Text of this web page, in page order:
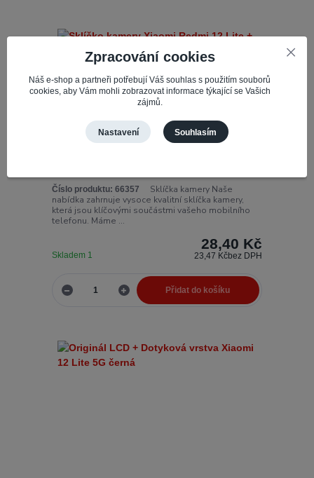
Číslo produktu: 66357
Sklíčka kamery Naše
nabídka zahrnuje vysoce kvalitní sklíčka kamery,
která jsou klíčovými součástmi vašeho mobilního
telefonu. Máme ...
28,40 Kč
23,47 Kčbez DPH
Skladem 1
Přidat do košíku
Zpracování cookies
Náš e-shop a partneři potřebují Váš souhlas s použitím souborů
cookies, aby Vám mohli zobrazovat informace týkající se Vašich
zájmů.
Nastavení Souhlasím